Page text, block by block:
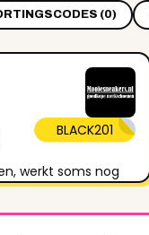
(0)
BLACK201
werkt soms nog